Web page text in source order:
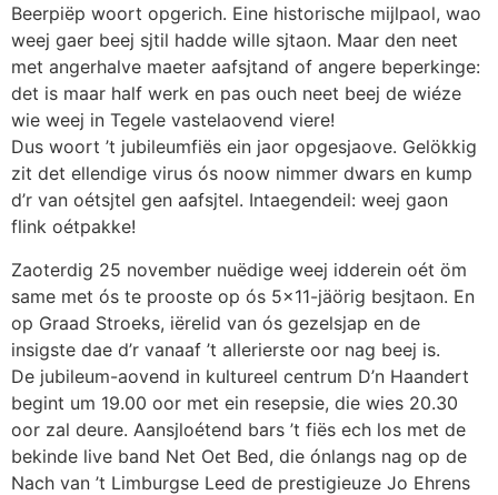
Beerpiëp woort opgerich. Eine historische mijlpaol, wao
weej gaer beej sjtil hadde wille sjtaon. Maar den neet
met angerhalve maeter aafsjtand of angere beperkinge:
det is maar half werk en pas ouch neet beej de wiéze
wie weej in Tegele vastelaovend viere!
Dus woort ’t jubileumfiës ein jaor opgesjaove. Gelökkig
zit det ellendige virus ós noow nimmer dwars en kump
d’r van oétsjtel gen aafsjtel. Intaegendeil: weej gaon
flink oétpakke!
Zaoterdig 25 november nuëdige weej idderein oét öm
same met ós te prooste op ós 5×11-jäörig besjtaon. En
op Graad Stroeks, iërelid van ós gezelsjap en de
insigste dae d’r vanaaf ’t allerierste oor nag beej is.
De jubileum-aovend in kultureel centrum D’n Haandert
begint um 19.00 oor met ein resepsie, die wies 20.30
oor zal deure. Aansjloétend bars ’t fiës ech los met de
bekinde live band Net Oet Bed, die ónlangs nag op de
Nach van ’t Limburgse Leed de prestigieuze Jo Ehrens